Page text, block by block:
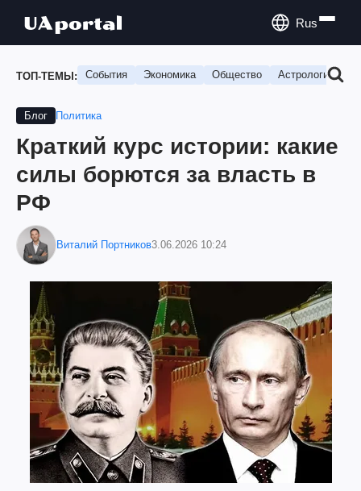
Rus
ТОП-ТЕМЫ: События Экономика Общество Астрология
Блог Политика
Краткий курс истории: какие
силы борются за власть в
РФ
Виталий Портников3.06.2026 10:24